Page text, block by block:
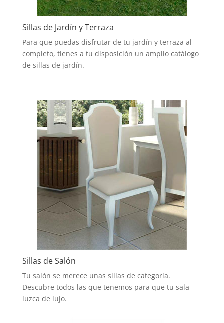
Sillas de Jardín y Terraza
Para que puedas disfrutar de tu jardín y terraza al
completo, tienes a tu disposición un amplio catálogo
de sillas de jardín.
Sillas de Salón
Tu salón se merece unas sillas de categoría.
Descubre todos las que tenemos para que tu sala
luzca de lujo.